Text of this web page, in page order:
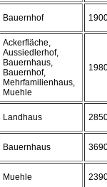
Bauernhof
Ackerfläche,
Aussiedlerhof,
Bauernhaus,
Bauernhof,
Mehrfamilienhaus,
Muehle
Landhaus
Bauernhaus
Muehle